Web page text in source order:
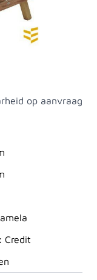
de stevige
gebruik.
Fabrikant
op aanvraag
Credit